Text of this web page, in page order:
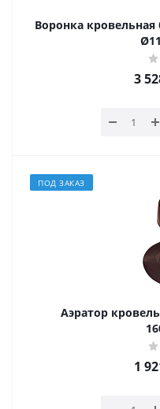
Воронка кровельная
3
ПОД ЗАКАЗ
Аэратор
1